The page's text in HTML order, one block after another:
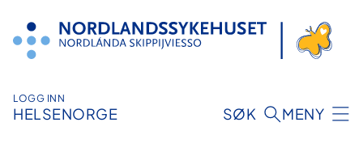
innhold
LOGG INN
HELSENORGE SØK MENY